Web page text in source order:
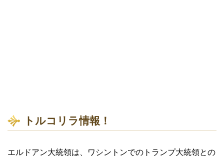
トルコリラ情報！
エルドアン大統領は、ワシントンでのトランプ大統領との